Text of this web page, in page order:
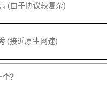
(由于协议较复杂)
(接近原生网速)
？